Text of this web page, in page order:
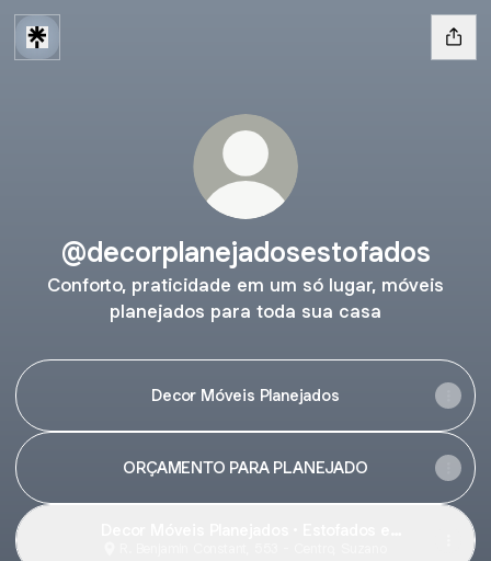
@decorplanejadosestofados
Conforto, praticidade em um só lugar, móveis
planejados para toda sua casa
Decor Móveis Planejados
ORÇAMENTO PARA PLANEJADO